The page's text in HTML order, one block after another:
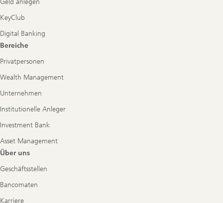
Geld anlegen
KeyClub
Digital Banking
Bereiche
Privatpersonen
Wealth Management
Unternehmen
Institutionelle Anleger
Investment Bank
Asset Management
Über uns
Geschäftsstellen
Bancomaten
Karriere